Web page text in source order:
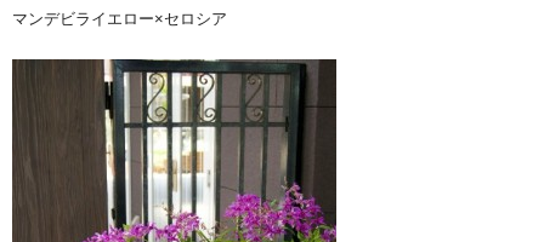
マンデビライエロー×セロシア